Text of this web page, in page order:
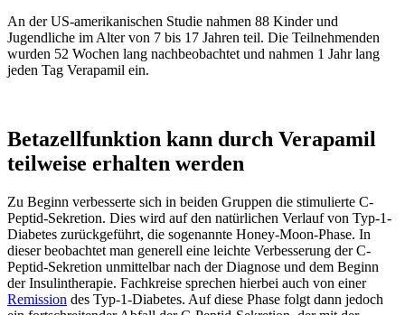
An der US-amerikanischen Studie nahmen 88 Kinder und
Jugendliche im Alter von 7 bis 17 Jahren teil. Die Teilnehmenden
wurden 52 Wochen lang nachbeobachtet und nahmen 1 Jahr lang
jeden Tag Verapamil ein.
Betazellfunktion kann durch Verapamil
teilweise erhalten werden
Zu Beginn verbesserte sich in beiden Gruppen die stimulierte C-
Peptid-Sekretion. Dies wird auf den natürlichen Verlauf von Typ-1-
Diabetes zurückgeführt, die sogenannte Honey-Moon-Phase. In
dieser beobachtet man generell eine leichte Verbesserung der C-
Peptid-Sekretion unmittelbar nach der Diagnose und dem Beginn
der Insulintherapie. Fachkreise sprechen hierbei auch von einer
Remission des Typ-1-Diabetes. Auf diese Phase folgt dann jedoch